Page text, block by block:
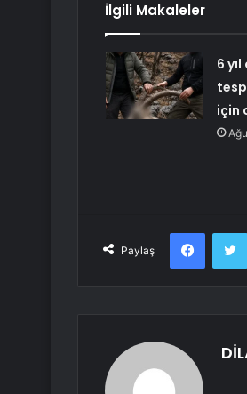
İlgili Makaleler
6
için
Paylaş